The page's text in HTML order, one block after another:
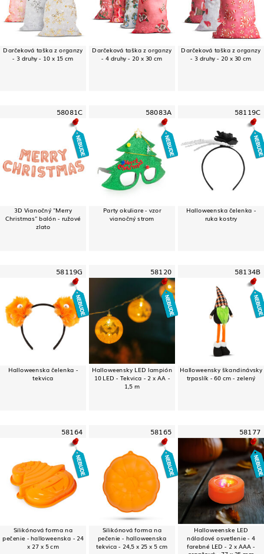
Darčeková taška z organzy
- 3 druhy - 10 x 15 cm
Darčeková taška z organzy
- 4 druhy - 20 x 30 cm
Darčeková taška z organzy
- 3 druhy - 20 x 30 cm
58081C
3D Vianočný "Merry
Christmas" balón - ružové
zlato
58083A
Party okuliare - vzor
vianočný strom
58119C
Halloweenska čelenka -
ruka kostry
58119G
Halloweenska čelenka -
tekvica
58120
Halloweensky LED lampión
10 LED - Tekvica - 2 x AA -
1,5 m
58134B
Halloweensky škandinávsky
trpaslík - 60 cm - zelený
58164
Silikónová forma na
pečenie - halloweenska - 24
x 27 x 5 cm
58165
Silikónová forma na
pečenie - halloweenska
tekvica - 24,5 x 25 x 5 cm
58177
Halloweenske LED
náladové osvetlenie - 4
farebné LED - 2 x AAA -